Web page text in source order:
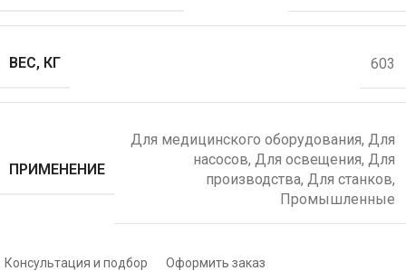
ВЕС, КГ 603
ПРИМЕНЕНИЕ
Для медицинского оборудования, Для
насосов, Для освещения, Для
производства, Для станков,
Промышленные
Консультация и подбор Оформить заказ